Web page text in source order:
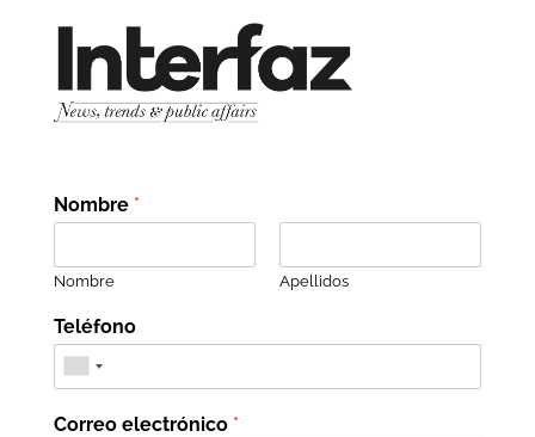
Nombre *
Nombre Apellidos
Teléfono
Correo electrónico *